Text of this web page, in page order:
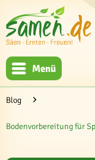
Menü
Blog
Bodenvorbereitung für